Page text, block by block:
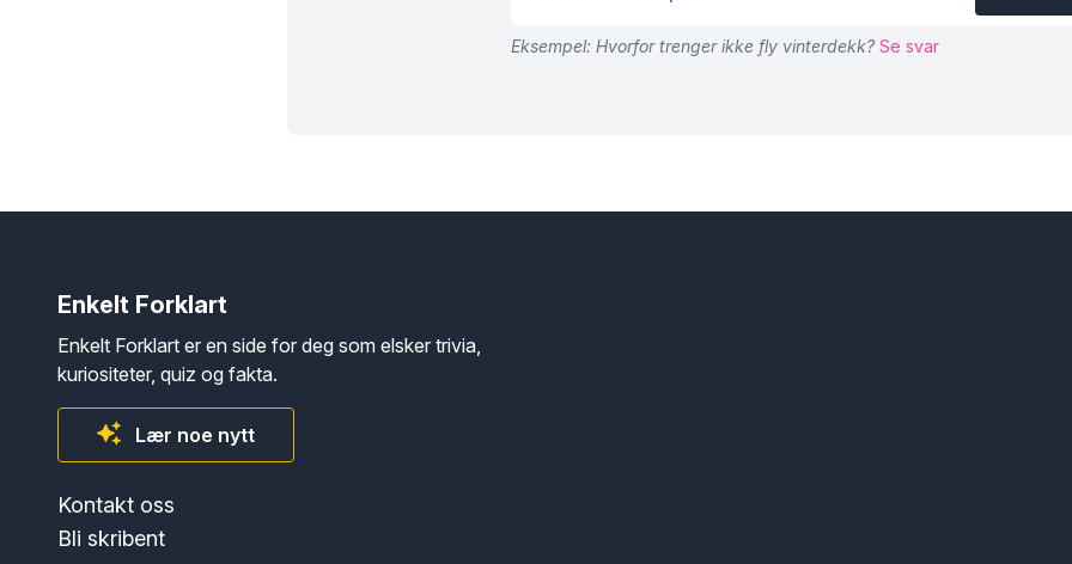
Eksempel: Hvorfor trenger ikke fly vinterdekk? Se svar
Enkelt Forklart
Enkelt Forklart er en side for deg som elsker trivia,
kuriositeter, quiz og fakta.
Lær noe nytt
Kontakt oss
Bli skribent